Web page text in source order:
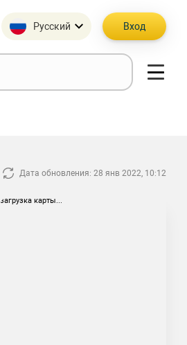
Русский Вход
Дата обновления: 28 янв 2022, 10:12
загрузка карты...